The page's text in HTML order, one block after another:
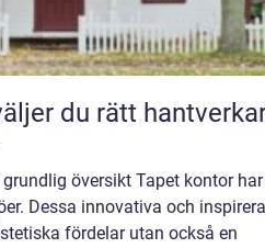
översikt Tapet kontor
Dessa innovativa och
fördelar utan också en